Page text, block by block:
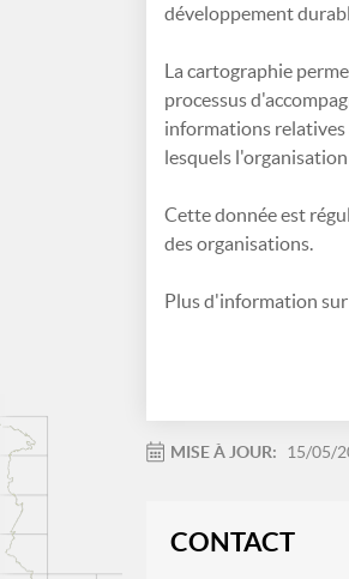
développement
La cartographie
processus
informations relatives
lesquels l'organisation
Cette donnée est
des organisations.
Plus d'information sur
MISE À JOUR: 15/05/
CONTACT